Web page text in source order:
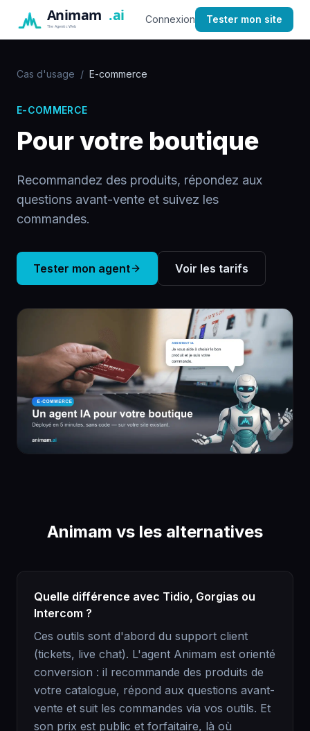
Connexion Tester mon site
Cas d'usage / E-commerce
E-COMMERCE
Pour votre boutique
Recommandez des produits, répondez aux
questions avant-vente et suivez les
commandes.
Tester mon agent Voir les tarifs
Animam vs les alternatives
Quelle différence avec Tidio, Gorgias ou
Intercom ?
Ces outils sont d'abord du support client
(tickets, live chat). L'agent Animam est orienté
conversion : il recommande des produits de
votre catalogue, répond aux questions avant-
vente et suit les commandes via vos outils. Et
son prix est public et forfaitaire, là où